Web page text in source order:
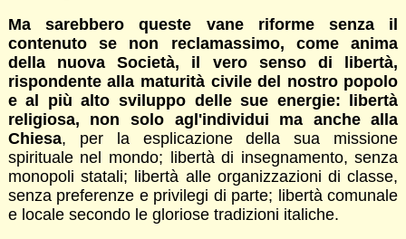
Ma sarebbero queste vane riforme senza il
contenuto se non reclamassimo, come anima
della nuova Società, il vero senso di libertà,
rispondente alla maturità civile del nostro popolo
e al più alto sviluppo delle sue energie: libertà
religiosa, non solo agl'individui ma anche alla
Chiesa, per la esplicazione della sua missione
spirituale nel mondo; libertà di insegnamento, senza
monopoli statali; libertà alle organizzazioni di classe,
senza preferenze e privilegi di parte; libertà comunale
e locale secondo le gloriose tradizioni italiche.